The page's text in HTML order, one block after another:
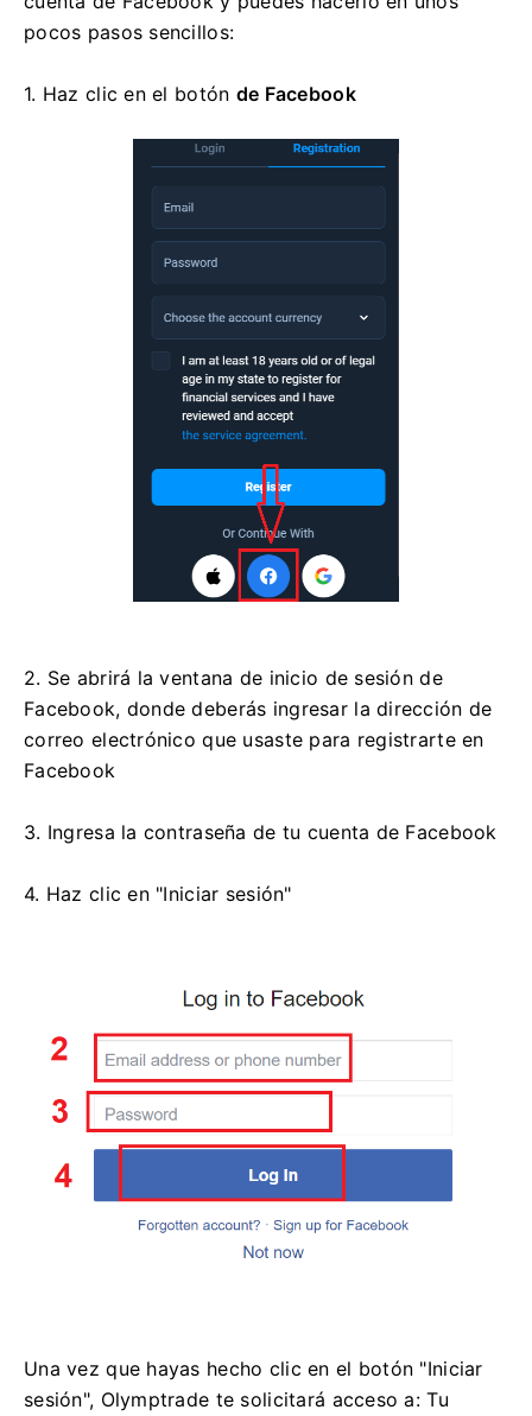
pocos pasos sencillos:
1. Haz clic enel botón de Facebook
2. Se abrirá la ventana de inicio de sesión de
Facebook, donde deberás ingresar la dirección de
correo electrónico que usaste para registrarte en
Facebook
3. Ingresa la contraseña de tu cuenta de Facebook
4. Haz clic en "Iniciar sesión"
Una vez que hayas hecho clic en el botón "Iniciar
sesión", Olymptrade te solicitará acceso a: Tu